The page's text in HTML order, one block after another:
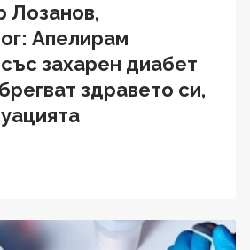
Лозанов,
Апелирам
захарен диабет
здравето си,